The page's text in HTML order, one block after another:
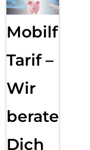
Mobilfunk
Tarif –
Wir
beraten
Dich